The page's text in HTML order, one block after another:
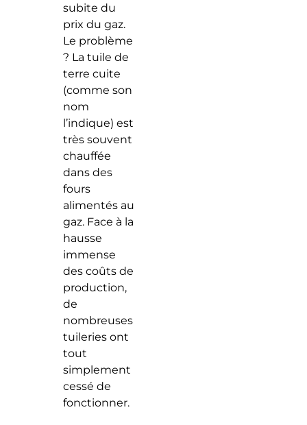
subite du
prix du gaz.
Le problème
? La tuile de
terre cuite
(comme son
nom
l’indique) est
très souvent
chauffée
dans des
fours
alimentés au
gaz. Face à la
hausse
immense
des coûts de
production,
de
nombreuses
tuileries ont
tout
simplement
cessé de
fonctionner.